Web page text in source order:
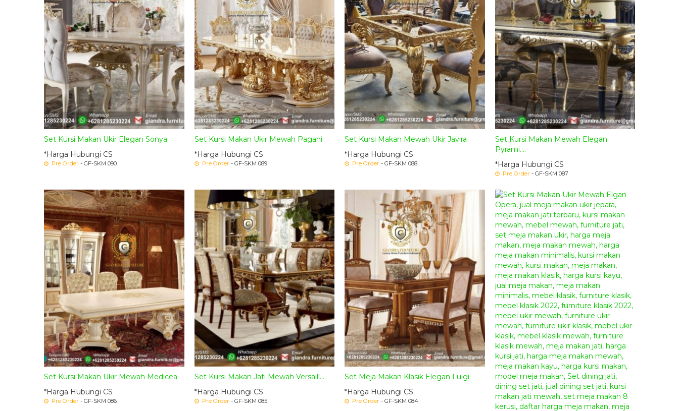
Set Kursi Makan Ukir Elegan Sonya
*Harga Hubungi CS
Pre Order - GF-SKM 090
Set Kursi Makan Ukir Mewah Pagani
*Harga Hubungi CS
Pre Order - GF-SKM 089
Set Kursi Makan Mewah Ukir Javira
*Harga Hubungi CS
Pre Order - GF-SKM 088
Set Kursi Makan Mewah Elegan
Pyrami....
*Harga Hubungi CS
Pre Order - GF-SKM 087
Set Kursi Makan Ukir Mewah Medicea
*Harga Hubungi CS
Pre Order - GF-SKM 086
Set Kursi Makan Jati Mewah Versaill....
*Harga Hubungi CS
Pre Order - GF-SKM 085
Set Meja Makan Klasik Elegan Luigi
*Harga Hubungi CS
Pre Order - GF-SKM 084